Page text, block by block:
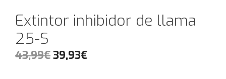
Extintor inhibidor de llama
25-S
43,99€39,93€